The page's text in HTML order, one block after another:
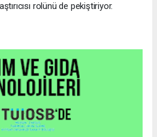
rolünü de pekiştiriyor.